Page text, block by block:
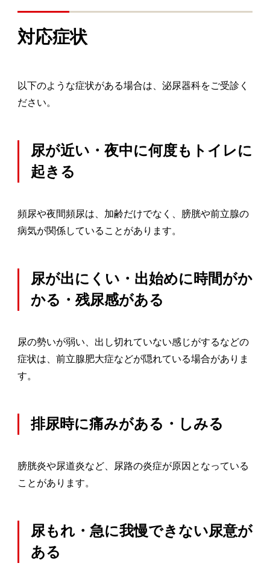
対応症状
以下のような症状がある場合は、泌尿器科をご受診く
ださい。
尿が近い・夜中に何度もトイレに
起きる
頻尿や夜間頻尿は、加齢だけでなく、膀胱や前立腺の
病気が関係していることがあります。
尿が出にくい・出始めに時間がか
かる・残尿感がある
尿の勢いが弱い、出し切れていない感じがするなどの
症状は、前立腺肥大症などが隠れている場合がありま
す。
排尿時に痛みがある・しみる
膀胱炎や尿道炎など、尿路の炎症が原因となっている
ことがあります。
尿もれ・急に我慢できない尿意が
ある